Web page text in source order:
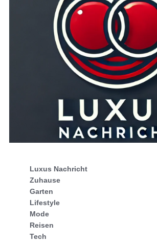
Luxus Nachricht
Zuhause
Garten
Lifestyle
Mode
Reisen
Tech